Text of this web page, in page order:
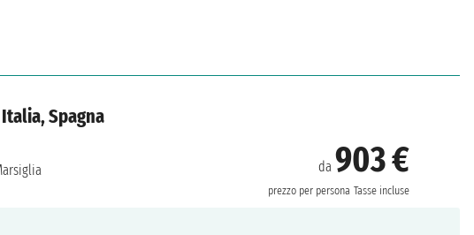
Spagna
da 903 €
prezzo per persona Tasse incluse